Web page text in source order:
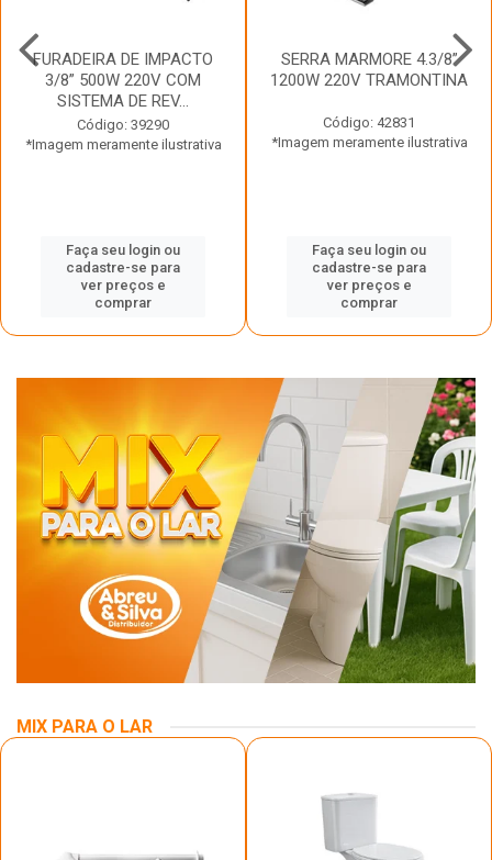
FURADEIRA DE IMPACTO
3/8” 500W 220V COM
SISTEMA DE REV...
Código: 39290
*Imagem meramente ilustrativa
Faça seu login ou
cadastre-se para
ver preços e
comprar
SERRA MARMORE 4.3/8”
1200W 220V TRAMONTINA
Código: 42831
*Imagem meramente ilustrativa
Faça seu login ou
cadastre-se para
ver preços e
comprar
MIX PARA O LAR